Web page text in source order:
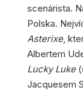
scenárista.
Polska.
Asterixe,
Albertem
Lucky Luke
Jacquesem